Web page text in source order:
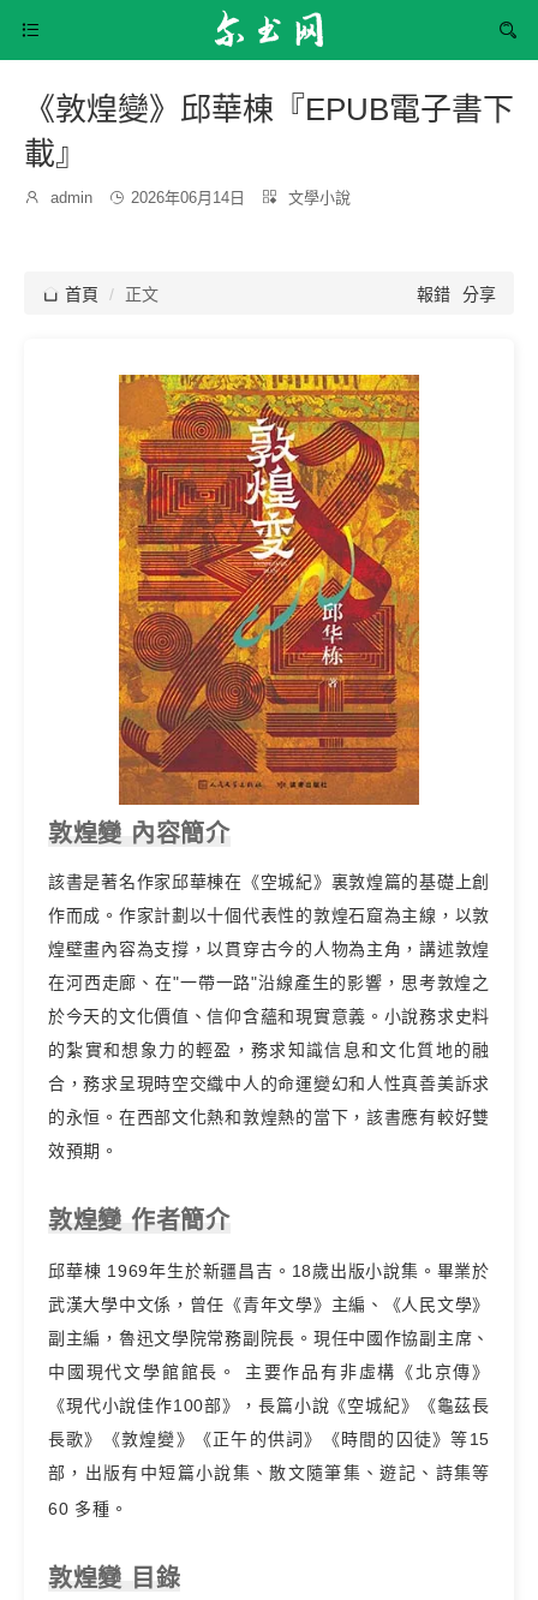


《敦煌變》邱華棟『EPUB電子書下
載』

博
admin  發
2026年06月14日 
分
文學小說
 首頁 正文 報錯 分享
敦煌變 內容簡介
該書是著名作家邱華棟在《空城紀》裏敦煌篇的基礎上創
作而成。作家計劃以十個代表性的敦煌石窟為主線，以敦
煌壁畫內容為支撐，以貫穿古今的人物為主角，講述敦煌
在河西走廊、在"一帶一路"沿線產生的影響，思考敦煌之
於今天的文化價值、信仰含蘊和現實意義。小說務求史料
的紮實和想象力的輕盈，務求知識信息和文化質地的融
合，務求呈現時空交織中人的命運變幻和人性真善美訴求
的永恒。在西部文化熱和敦煌熱的當下，該書應有較好雙
效預期。
敦煌變 作者簡介
邱華棟 1969年生於新疆昌吉。18歲出版小說集。畢業於
武漢大學中文係，曾任《青年文學》主編、《人民文學》
副主編，魯迅文學院常務副院長。現任中國作協副主席、
中國現代文學館館長。 主要作品有非虛構《北京傳》
《現代小說佳作100部》，長篇小說《空城紀》《龜茲長
長歌》《敦煌變》《正午的供詞》《時間的囚徒》等15
部，出版有中短篇小說集、散文隨筆集、遊記、詩集等
60 多種。
敦煌變 目錄